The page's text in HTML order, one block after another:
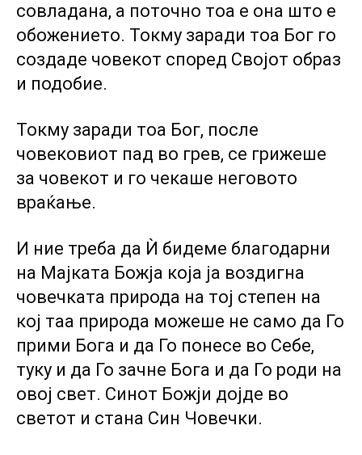
совладана, а поточно тоа е она што е
обожението. Токму заради тоа Бог го
создаде човекот според Својот образ
и подобие.
Токму заради тоа Бог, после
човековиот пад во грев, се грижеше
за човекот и го чекаше неговото
враќање.
И ние треба да Ѝ бидеме благодарни
на Мајката Божја која ја воздигна
човечката природа на тој степен на
кој таа природа можеше не само да Го
прими Бога и да Го понесе во Себе,
туку и да Го зачне Бога и да Го роди на
овој свет. Синот Божји дојде во
светот и стана Син Човечки.